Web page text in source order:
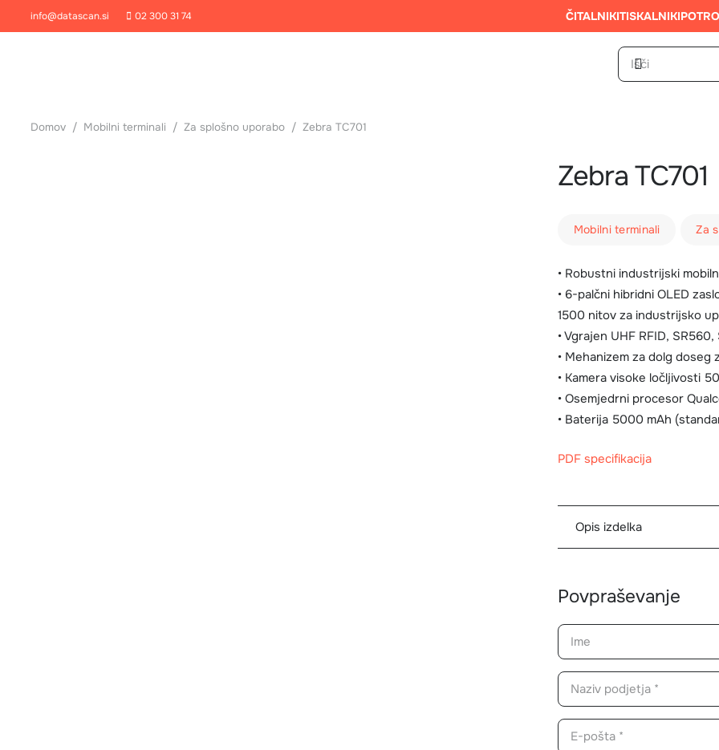
info@datascan.si 02 300 31 74 ČITALNIKITISKALNIKI
Domov / Mobilni terminali / Za splošno uporabo / Zebra TC701
Zebra TC701
Mobilni terminali Za
• Robustni industrijski
• 6-palčni hibridni OLED
1500 nitov za industrijsko
• Vgrajen UHF RFID,
• Mehanizem za dolg doseg
• Kamera visoke ločljivosti
• Osemjedrni procesor
• Baterija 5000 mAh
PDF specifikacija
Opis izdelka
Povpraševanje